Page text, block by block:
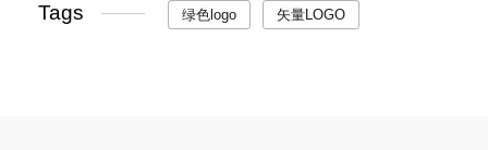
Tags 绿色logo 矢量LOGO